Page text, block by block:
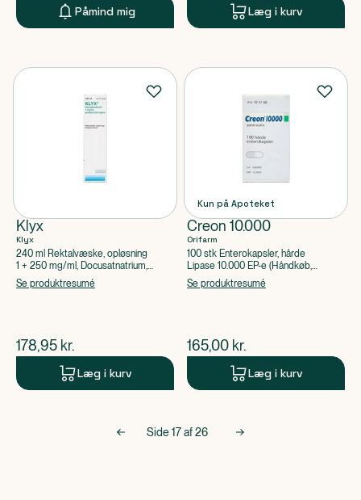
Påmind mig Læg i kurv
Klyx
Klyx
240 ml Rektalvæske, opløsning
1 + 250 mg/ml, Docusatnatrium,
Sorbitol
Se produktresumé
$nuværende pris
178,95 kr.
Læg i kurv
Kun på Apoteket
Creon 10.000
Orifarm
100 stk Enterokapsler, hårde
Lipase 10.000 EP-e (Håndkøb,
apoteksforbeholdt)
Se produktresumé
$nuværende pris
165,00 kr.
Læg i kurv
Side17af26